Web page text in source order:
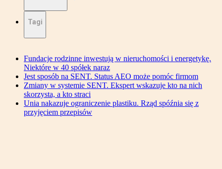
Tagi
Fundacje rodzinne inwestują w nieruchomości i energetykę.
Niektóre w 40 spółek naraz
Jest sposób na SENT. Status AEO może pomóc firmom
Zmiany w systemie SENT. Ekspert wskazuje kto na nich
skorzysta, a kto straci
Unia nakazuje ograniczenie plastiku. Rząd spóźnia się z
przyjęciem przepisów